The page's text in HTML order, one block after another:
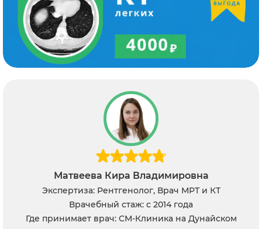
Матвеева Кира Владимировна
Экспертиза: Рентгенолог, Врач МРТ и КТ
Врачебный стаж: с 2014 года
Где принимает врач: СМ-Клиника на Дунайском